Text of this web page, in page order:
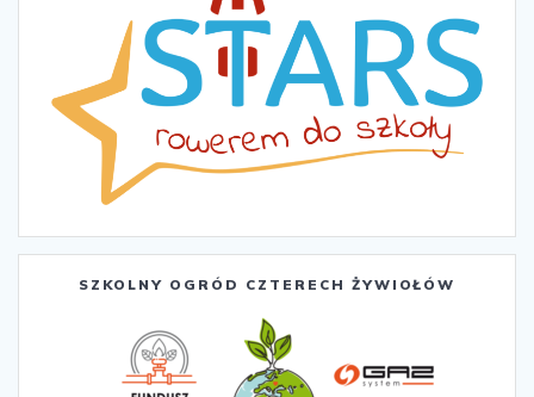
SZKOLNY OGRÓD CZTERECH ŻYWIOŁÓW